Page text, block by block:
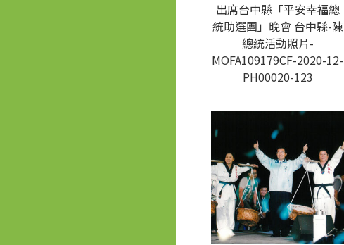
出席台中縣「平安幸福總
統助選團」晚會 台中縣-陳
總統活動照片-
MOFA109179CF-2020-12-
PH00020-123